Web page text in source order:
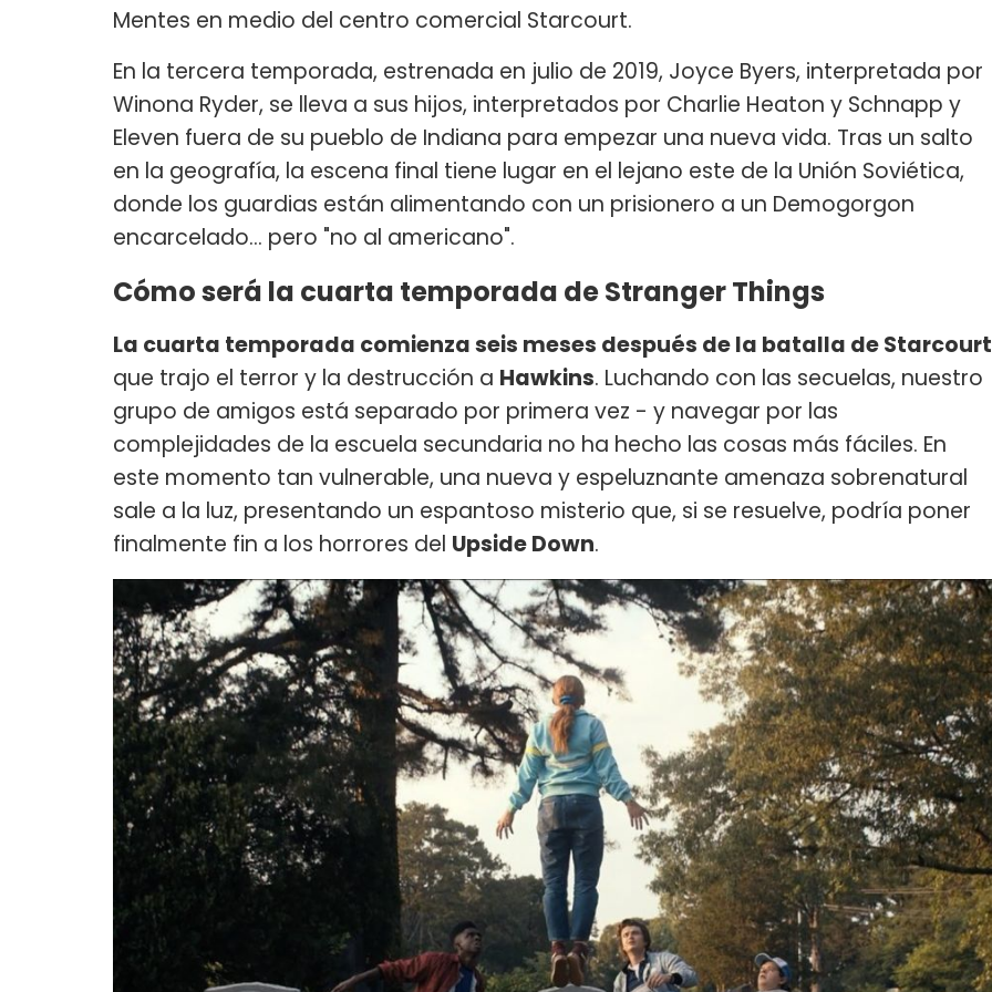
Mentes en medio del centro comercial Starcourt.
En la tercera temporada, estrenada en julio de 2019, Joyce Byers, interpretada por
Winona Ryder, se lleva a sus hijos, interpretados por Charlie Heaton y Schnapp y
Eleven fuera de su pueblo de Indiana para empezar una nueva vida. Tras un salto
en la geografía, la escena final tiene lugar en el lejano este de la Unión Soviética,
donde los guardias están alimentando con un prisionero a un Demogorgon
encarcelado... pero "no al americano".
Cómo será la cuarta temporada de Stranger Things
La cuarta temporada comienza seis meses después de la batalla de Starcourt
que trajo el terror y la destrucción a Hawkins. Luchando con las secuelas, nuestro
grupo de amigos está separado por primera vez - y navegar por las
complejidades de la escuela secundaria no ha hecho las cosas más fáciles. En
este momento tan vulnerable, una nueva y espeluznante amenaza sobrenatural
sale a la luz, presentando un espantoso misterio que, si se resuelve, podría poner
finalmente fin a los horrores del Upside Down.